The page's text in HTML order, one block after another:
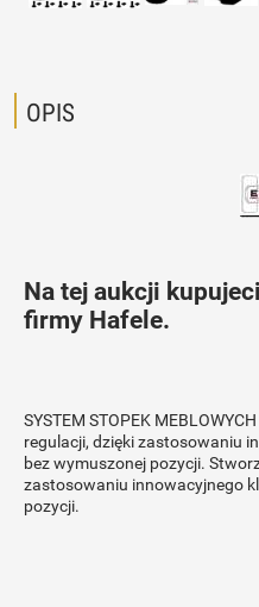
OPIS
Na tej aukcji
firmy Hafele.
SYSTEM STOPEK
regulacji, dzięki zastosowaniu
bez wymuszonej pozycji.
zastosowaniu innowacyjnego
pozycji.